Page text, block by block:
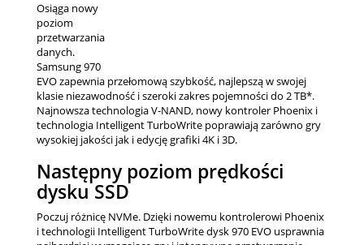
Osiąga nowy
poziom
przetwarzania
danych.
Samsung 970
EVO zapewnia przełomową szybkość, najlepszą w swojej
klasie niezawodność i szeroki zakres pojemności do 2 TB*.
Najnowsza technologia V-NAND, nowy kontroler Phoenix i
technologia Intelligent TurboWrite poprawiają zarówno gry
wysokiej jakości jak i edycję grafiki 4K i 3D.
Następny poziom prędkości
dysku SSD
Poczuj różnicę NVMe. Dzięki nowemu kontrolerowi Phoenix
i technologii Intelligent TurboWrite dysk 970 EVO usprawnia